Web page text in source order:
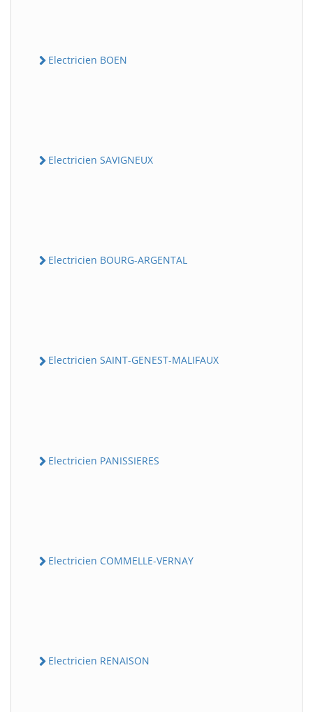
Electricien BOEN
Electricien SAVIGNEUX
Electricien BOURG-ARGENTAL
Electricien SAINT-GENEST-MALIFAUX
Electricien PANISSIERES
Electricien COMMELLE-VERNAY
Electricien RENAISON